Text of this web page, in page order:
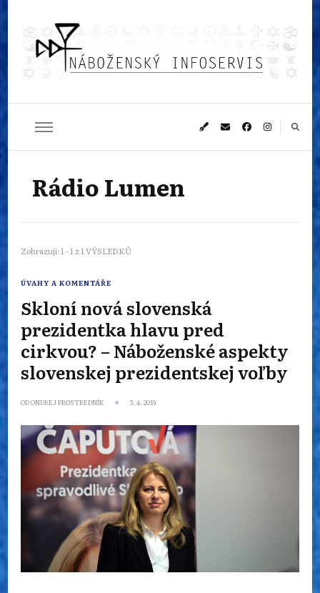
Náboženský
infoservis
Rádio Lumen
Zobrazuji: 1 - 1 z 1 VÝSLEDKŮ
ÚVAHY A KOMENTÁŘE
Skloní nová slovenská
prezidentka hlavu pred
cirkvou? – Náboženské aspekty
slovenskej prezidentskej voľby
ODONDREJ PROSTREDNÍK 5. 4. 2019